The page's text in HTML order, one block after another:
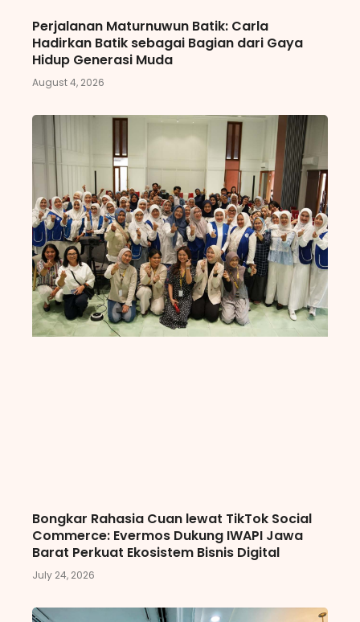
Perjalanan Maturnuwun Batik: Carla
Hadirkan Batik sebagai Bagian dari Gaya
Hidup Generasi Muda
August 4, 2026
Bongkar Rahasia Cuan lewat TikTok Social
Commerce: Evermos Dukung IWAPI Jawa
Barat Perkuat Ekosistem Bisnis Digital
July 24, 2026